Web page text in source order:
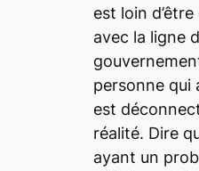
est loin
avec la ligne
personne qui
est
réalité. Dire
ayant un